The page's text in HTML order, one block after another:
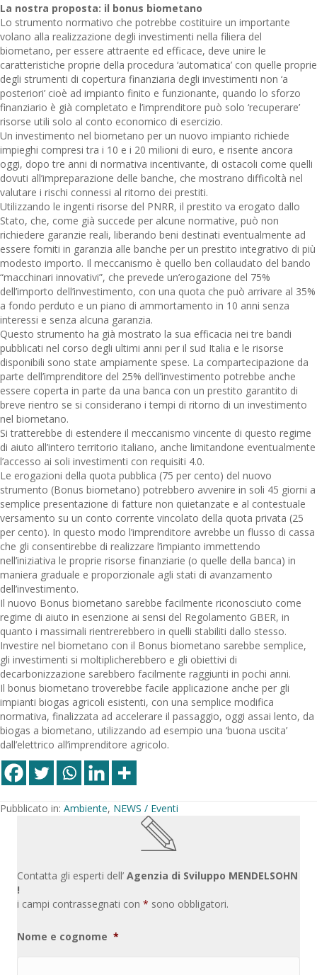
La nostra proposta: il bonus biometano
Lo strumento normativo che potrebbe costituire un importante
volano alla realizzazione degli investimenti nella filiera del
biometano, per essere attraente ed efficace, deve unire le
caratteristiche proprie della procedura ‘automatica’ con quelle proprie
degli strumenti di copertura finanziaria degli investimenti non ‘a
posteriori’ cioè ad impianto finito e funzionante, quando lo sforzo
finanziario è già completato e l’imprenditore può solo ‘recuperare’
risorse utili solo al conto economico di esercizio.
Un investimento nel biometano per un nuovo impianto richiede
impieghi compresi tra i 10 e i 20 milioni di euro, e risente ancora
oggi, dopo tre anni di normativa incentivante, di ostacoli come quelli
dovuti all’impreparazione delle banche, che mostrano difficoltà nel
valutare i rischi connessi al ritorno dei prestiti.
Utilizzando le ingenti risorse del PNRR, il prestito va erogato dallo
Stato, che, come già succede per alcune normative, può non
richiedere garanzie reali, liberando beni destinati eventualmente ad
essere forniti in garanzia alle banche per un prestito integrativo di più
modesto importo. Il meccanismo è quello ben collaudato del bando
“macchinari innovativi”, che prevede un’erogazione del 75%
dell’importo dell’investimento, con una quota che può arrivare al 35%
a fondo perduto e un piano di ammortamento in 10 anni senza
interessi e senza alcuna garanzia.
Questo strumento ha già mostrato la sua efficacia nei tre bandi
pubblicati nel corso degli ultimi anni per il sud Italia e le risorse
disponibili sono state ampiamente spese. La compartecipazione da
parte dell’imprenditore del 25% dell’investimento potrebbe anche
essere coperta in parte da una banca con un prestito garantito di
breve rientro se si considerano i tempi di ritorno di un investimento
nel biometano.
Si tratterebbe di estendere il meccanismo vincente di questo regime
di aiuto all’intero territorio italiano, anche limitandone eventualmente
l’accesso ai soli investimenti con requisiti 4.0.
Le erogazioni della quota pubblica (75 per cento) del nuovo
strumento (Bonus biometano) potrebbero avvenire in soli 45 giorni a
semplice presentazione di fatture non quietanzate e al contestuale
versamento su un conto corrente vincolato della quota privata (25
per cento). In questo modo l’imprenditore avrebbe un flusso di cassa
che gli consentirebbe di realizzare l’impianto immettendo
nell’iniziativa le proprie risorse finanziarie (o quelle della banca) in
maniera graduale e proporzionale agli stati di avanzamento
dell’investimento.
Il nuovo Bonus biometano sarebbe facilmente riconosciuto come
regime di aiuto in esenzione ai sensi del Regolamento GBER, in
quanto i massimali rientrerebbero in quelli stabiliti dallo stesso.
Investire nel biometano con il Bonus biometano sarebbe semplice,
gli investimenti si moltiplicherebbero e gli obiettivi di
decarbonizzazione sarebbero facilmente raggiunti in pochi anni.
Il bonus biometano troverebbe facile applicazione anche per gli
impianti biogas agricoli esistenti, con una semplice modifica
normativa, finalizzata ad accelerare il passaggio, oggi assai lento, da
biogas a biometano, utilizzando ad esempio una ‘buona uscita’
dall’elettrico all’imprenditore agricolo.
Pubblicato in: Ambiente, NEWS / Eventi
Contatta gli esperti dell’ Agenzia di Sviluppo MENDELSOHN
!
i campi contrassegnati con * sono obbligatori.
Nome e cognome *